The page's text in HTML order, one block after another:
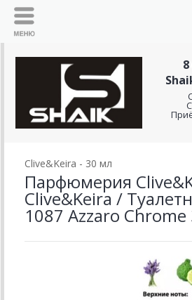
Clive&Keira - 30 мл
Парфюмерия
Clive&Keira /
1087 Azzaro Chrome